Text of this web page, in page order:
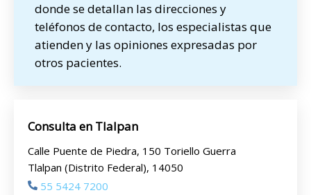
donde se detallan las direcciones y
teléfonos de contacto, los especialistas que
atienden y las opiniones expresadas por
otros pacientes.
Consulta en Tlalpan
Calle Puente de Piedra, 150 Toriello Guerra
Tlalpan (Distrito Federal), 14050
55 5424 7200